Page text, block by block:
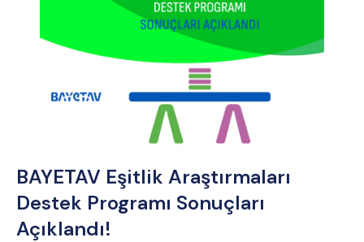
BAYETAV Eşitlik Araştırmaları
Destek Programı Sonuçları
Açıklandı!